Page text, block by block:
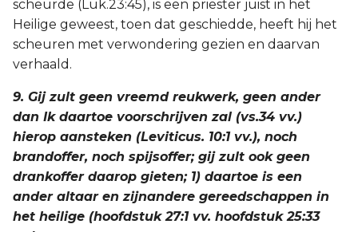
scheurde (Luk.23:45), is een priester juist in het
Heilige geweest, toen dat geschiedde, heeft hij het
scheuren met verwondering gezien en daarvan
verhaald.
9. Gij zult geen vreemd reukwerk, geen ander
dan Ik daartoe voorschrijven zal (vs.34 vv.)
hierop aansteken (Leviticus. 10:1 vv.), noch
brandoffer, noch spijsoffer; gij zult ook geen
drankoffer daarop gieten; 1) daartoe is een
ander altaar en zijnandere gereedschappen in
het heilige (hoofdstuk 27:1 vv. hoofdstuk 25:33